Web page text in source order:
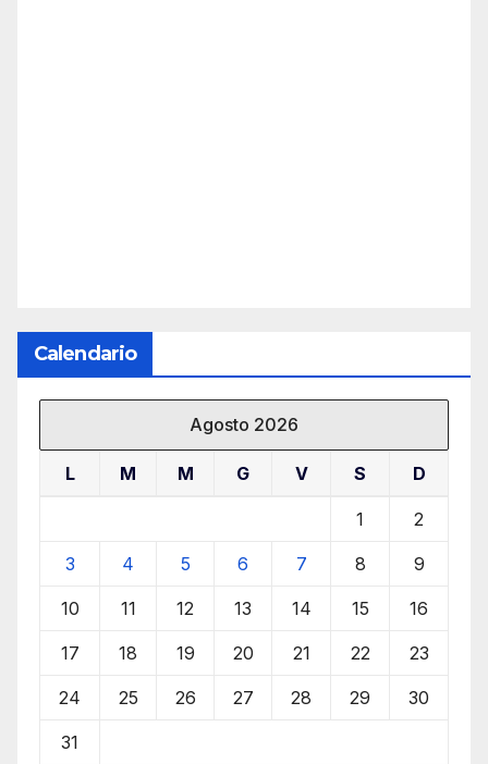
Calendario
Agosto 2026
L M M G V S D
1 2
3 4 5 6 7 8 9
10 11 12 13 14 15 16
17 18 19 20 21 22 23
24 25 26 27 28 29 30
31